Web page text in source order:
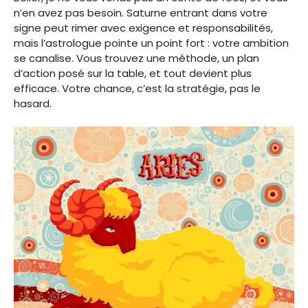
n’en avez pas besoin. Saturne entrant dans votre
signe peut rimer avec exigence et responsabilités,
mais l’astrologue pointe un point fort : votre ambition
se canalise. Vous trouvez une méthode, un plan
d’action posé sur la table, et tout devient plus
efficace. Votre chance, c’est la stratégie, pas le
hasard.